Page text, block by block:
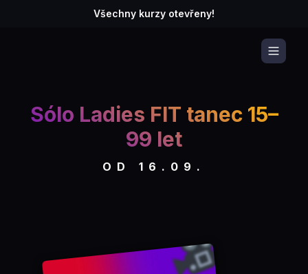
Všechny kurzy otevřeny!
Sólo Ladies FIT tanec 15–
99 let
OD 16.09.